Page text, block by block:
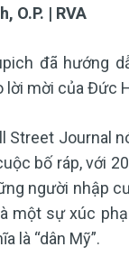
O.P. | RVA
đã hướng
lời mời của Đức
Street Journal
bố ráp, với
người nhập
một sự xúc
là “dân Mỹ”.